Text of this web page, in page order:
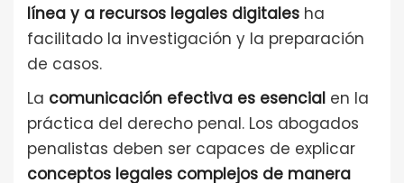
línea y a recursos legales digitales ha
facilitado la investigación y la preparación
de casos.
La comunicación efectiva es esencial en la
práctica del derecho penal. Los abogados
penalistas deben ser capaces de explicar
conceptos legales complejos de manera